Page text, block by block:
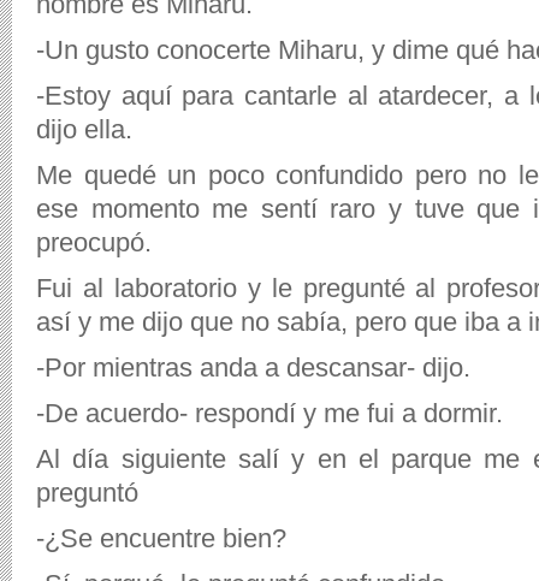
-Un gusto conocerte Miharu, y dime qué
-Estoy aquí para cantarle al atardecer, a
dijo ella.
Me quedé un poco confundido pero no
ese momento me sentí raro y tuve que
preocupó.
Fui al laboratorio y le pregunté al
así y me dijo que no sabía, pero que iba a
-Por mientras anda a descansar- dijo.
-De acuerdo- respondí y me fui a dormir.
Al día siguiente salí y en el parque me
preguntó
-¿Se encuentre bien?